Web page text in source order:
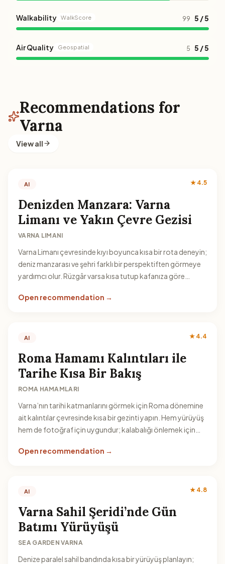
Walkability WalkScore 99 5 / 5
Air Quality Geospatial 5 5 / 5
Recommendations for
Varna
View all
AI ★ 4.5
Denizden Manzara: Varna
Limanı ve Yakın Çevre Gezisi
VARNA LIMANI
Varna Limanı çevresinde kıyı boyunca kısa bir rota deneyin;
deniz manzarası ve şehri farklı bir perspektiften görmeye
yardımcı olur. Rüzgâr varsa kısa tutup kafanıza göre
Open recommendation →
AI ★ 4.4
Roma Hamamı Kalıntıları ile
Tarihe Kısa Bir Bakış
ROMA HAMAMLARI
Varna’nın tarihi katmanlarını görmek için Roma dönemine
ait kalıntılar çevresinde kısa bir gezinti yapın. Hem yürüyüş
hem de fotoğraf için uygundur; kalabalığı önlemek için
Open recommendation →
AI ★ 4.8
Varna Sahil Şeridi’nde Gün
Batımı Yürüyüşü
SEA GARDEN VARNA
Denize paralel sahil bandında kısa bir yürüyüş planlayın;